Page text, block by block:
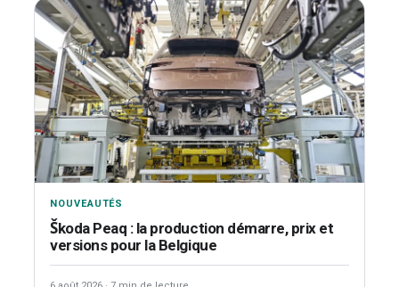
NOUVEAUTÉS
Škoda Peaq : la production démarre, prix et
versions pour la Belgique